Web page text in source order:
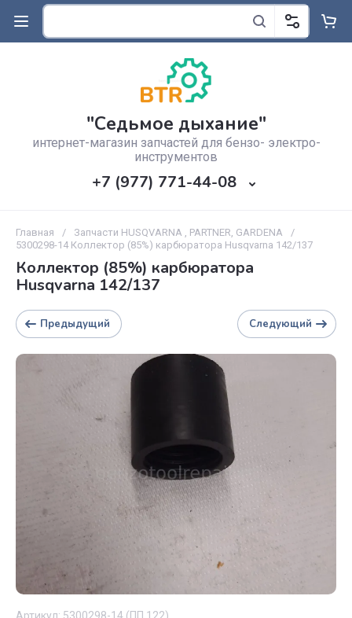
"Седьмое дыхание"
интернет-магазин запчастей для бензо- электро-
инструментов
+7 (977) 771-44-08
Главная / Запчасти HUSQVARNA , PARTNER, GARDENA
/
5300298-14 Коллектор (85%) карбюратора Husqvarna 142/137
Коллектор (85%) карбюратора
Husqvarna 142/137
Предыдущий Следующий